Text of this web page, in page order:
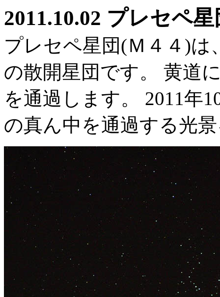
2011.10.02 プレセペ
プレセペ星団(Ｍ４４)
の散開星団です。 黄道
を通過します。 2011年
の真ん中を通過する光